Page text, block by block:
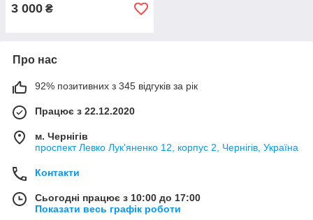
3 000 ₴
Про нас
92% позитивних з 345 відгуків за рік
Працює з 22.12.2020
м. Чернігів
проспект Левко Лук'яненко 12, корпус 2, Чернігів, Україна
Контакти
Сьогодні працює з 10:00 до 17:00
Показати весь графік роботи